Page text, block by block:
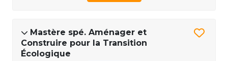
Mastère spé. Aménager et
Construire pour la Transition
Écologique